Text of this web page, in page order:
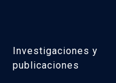
Investigaciones y
publicaciones